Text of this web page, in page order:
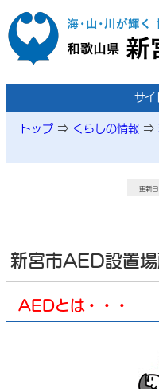
本文へ移動
サイ
トップ⇒ くらしの情報⇒
更新日
新宮市AED設置
AEDとは・・・